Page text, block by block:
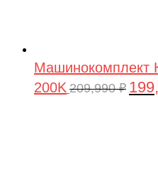
Машинокомплект
200K 209,990₽